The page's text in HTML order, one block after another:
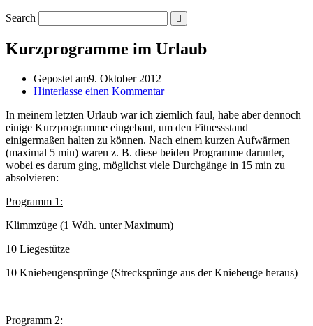
Search
Kurzprogramme im Urlaub
Gepostet am9. Oktober 2012
Hinterlasse einen Kommentar
In meinem letzten Urlaub war ich ziemlich faul, habe aber dennoch
einige Kurzprogramme eingebaut, um den Fitnessstand
einigermaßen halten zu können. Nach einem kurzen Aufwärmen
(maximal 5 min) waren z. B. diese beiden Programme darunter,
wobei es darum ging, möglichst viele Durchgänge in 15 min zu
absolvieren:
Programm 1:
Klimmzüge (1 Wdh. unter Maximum)
10 Liegestütze
10 Kniebeugensprünge (Strecksprünge aus der Kniebeuge heraus)
Programm 2: